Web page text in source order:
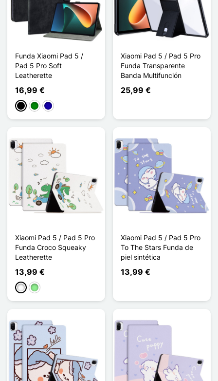
Funda Xiaomi Pad 5 /
Pad 5 Pro Soft
Leatherette
16,99 €
NegroVerdeAzul oscuro
Xiaomi Pad 5 / Pad 5 Pro
Funda Transparente
Banda Multifunción
25,99 €
Xiaomi Pad 5 / Pad 5 Pro
Funda Croco Squeaky
Leatherette
13,99 €
BlancoVerde claro
Xiaomi Pad 5 / Pad 5 Pro
To The Stars Funda de
piel sintética
13,99 €